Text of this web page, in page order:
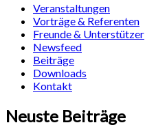
Veranstaltungen
Vorträge & Referenten
Freunde & Unterstützer
Newsfeed
Beiträge
Downloads
Kontakt
Neuste Beiträge